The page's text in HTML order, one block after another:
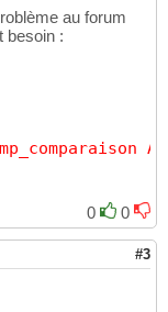
au forum
besoin :
0 0
#3